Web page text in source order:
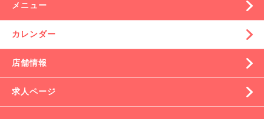
メニュー
カレンダー
店舗情報
求人ページ